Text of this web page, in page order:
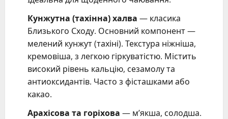
Кунжутна (тахінна) халва — класика
Близького Сходу. Основний компонент —
мелений кунжут (тахіні). Текстура ніжніша,
кремовіша, з легкою гіркуватістю. Містить
високий рівень кальцію, сезамолу та
антиоксидантів. Часто з фісташками або
какао.
Арахісова та горіхова — м’якша, солодша.